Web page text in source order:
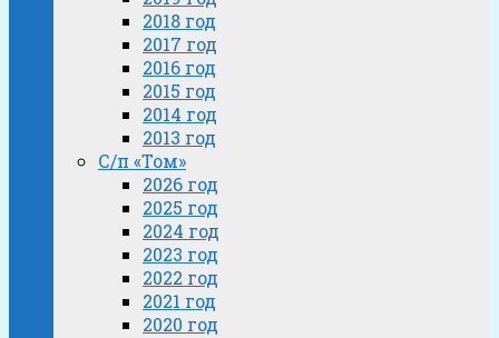
2018 год
2017 год
2016 год
2015 год
2014 год
2013 год
С/п «Том»
2026 год
2025 год
2024 год
2023 год
2022 год
2021 год
2020 год